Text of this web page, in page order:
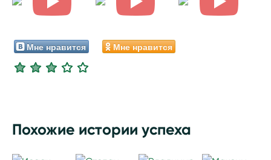
Мне нравится Мне нравится
Похожие истории успеха